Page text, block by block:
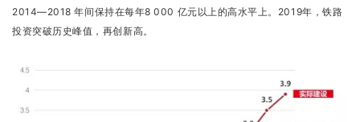
2014—2018 年间保持在每年8 000 亿元以上的高水平上。2019年，铁路
投资突破历史峰值，再创新高。